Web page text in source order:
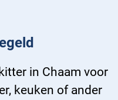
in Chaam voor
keuken of ander